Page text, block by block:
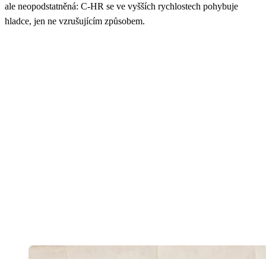
ale neopodstatněná: C-HR se ve vyšších rychlostech pohybuje
hladce, jen ne vzrušujícím způsobem.